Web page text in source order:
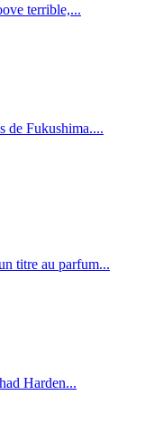
terrible,...
de Fukushima....
titre au parfum...
Harden...